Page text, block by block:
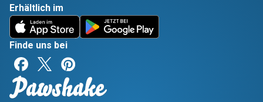
Erhältlich im
Finde uns bei